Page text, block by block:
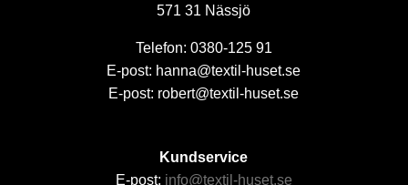
571 31 Nässjö
Telefon: 0380-125 91
E-post: hanna@textil-huset.se
E-post: robert@textil-huset.se
Kundservice
E-post: info@textil-huset.se